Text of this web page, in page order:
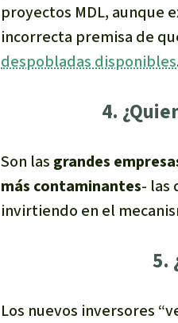
proyectos MDL, aunque
incorrecta premisa de
despobladas disponibles
4.
Son las grandes
más contaminantes- las
invirtiendo en el
5.
Los nuevos inversores